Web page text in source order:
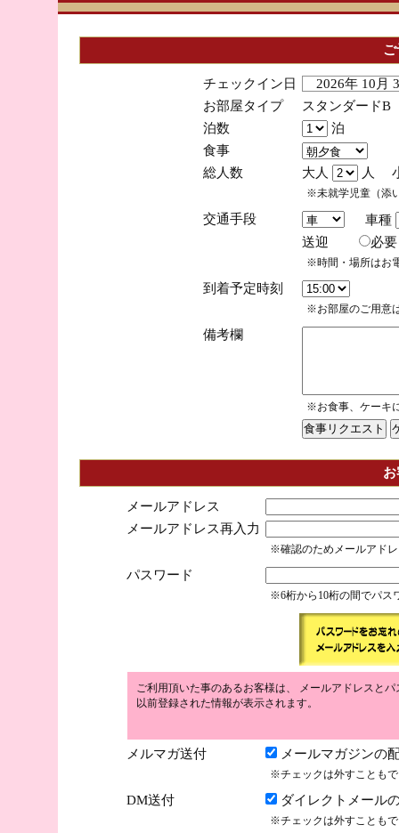
チェックイン日
2026年 10
お部屋タイプ
スタンダードB
泊数
泊
食事
総人数
大人 人
※未就学児童（添
交通手段
車種
送迎
※時間・場所はお
到着予定時刻
※お部屋のご用意
備考欄
※お食事、ケーキ
メールアドレス
メールアドレス再入力
※確認のためメールアド
パスワード
※6桁から10桁の間でパス
ご利用頂いた事のあるお客様は、 メールアドレスと
以前登録された情報が表示されます。
メルマガ送付 メールマガジンの
※チェックは外すことも
DM送付 ダイレクトメール
※チェックは外すことも